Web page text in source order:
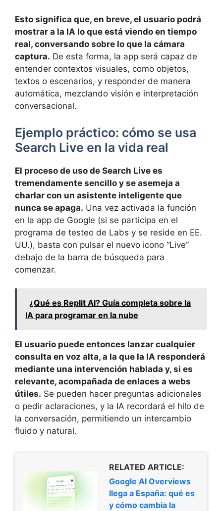
Esto significa que, en breve, el usuario podrá
mostrar a la IA lo que está viendo en tiempo
real, conversando sobre lo que la cámara
captura. De esta forma, la app será capaz de
entender contextos visuales, como objetos,
textos o escenarios, y responder de manera
automática, mezclando visión e interpretación
conversacional.
Ejemplo práctico: cómo se usa
Search Live en la vida real
El proceso de uso de Search Live es
tremendamente sencillo y se asemeja a
charlar con un asistente inteligente que
nunca se apaga. Una vez activada la función
en la app de Google (si se participa en el
programa de testeo de Labs y se reside en EE.
UU.), basta con pulsar el nuevo icono “Live”
debajo de la barra de búsqueda para
comenzar.
¿Qué es Replit AI? Guía completa sobre la
IA para programar en la nube
El usuario puede entonces lanzar cualquier
consulta en voz alta, a la que la IA responderá
mediante una intervención hablada y, si es
relevante, acompañada de enlaces a webs
útiles. Se pueden hacer preguntas adicionales
o pedir aclaraciones, y la IA recordará el hilo de
la conversación, permitiendo un intercambio
fluido y natural.
RELATED ARTICLE:
Google AI Overviews
llega a España: qué es
y cómo cambia la